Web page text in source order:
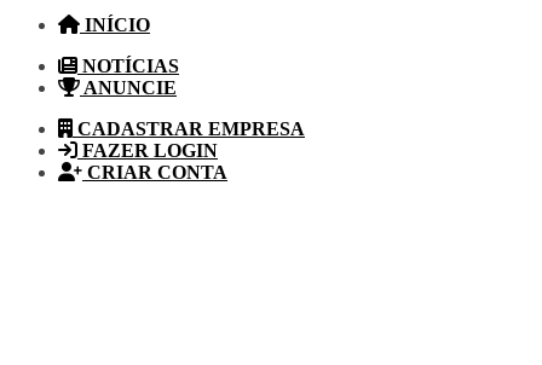
INÍCIO
NOTÍCIAS
ANUNCIE
CADASTRAR EMPRESA
FAZER LOGIN
CRIAR CONTA